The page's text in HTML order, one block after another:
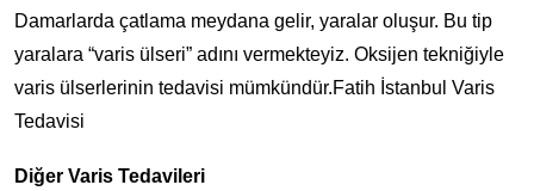
Damarlarda çatlama meydana gelir, yaralar oluşur. Bu tip
yaralara “varis ülseri” adını vermekteyiz. Oksijen tekniğiyle
varis ülserlerinin tedavisi mümkündür.Fatih İstanbul Varis
Tedavisi
Diğer Varis Tedavileri